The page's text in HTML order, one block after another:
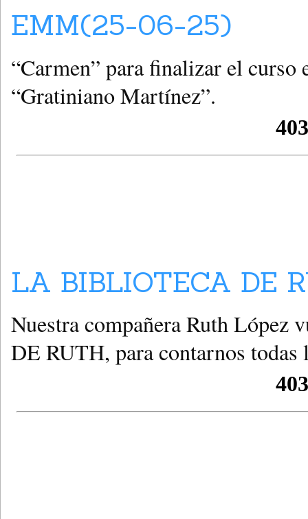
EMM(25-06-25)
“Carmen” para finalizar el
“Gratiniano Martínez”.
LA BIBLIOTECA DE
Nuestra compañera Ruth
DE RUTH, para contarnos todas